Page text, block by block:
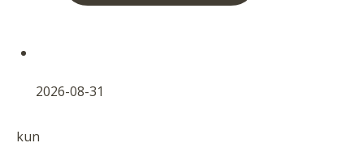
2026-08-31
kun